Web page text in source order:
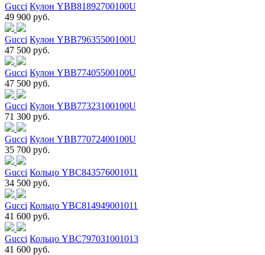
Gucci Кулон YBB81892700100U
49 900 руб.
Gucci Кулон YBB79635500100U
47 500 руб.
Gucci Кулон YBB77405500100U
47 500 руб.
Gucci Кулон YBB77323100100U
71 300 руб.
Gucci Кулон YBB77072400100U
35 700 руб.
Gucci Кольцо YBC843576001011
34 500 руб.
Gucci Кольцо YBC814949001011
41 600 руб.
Gucci Кольцо YBC797031001013
41 600 руб.